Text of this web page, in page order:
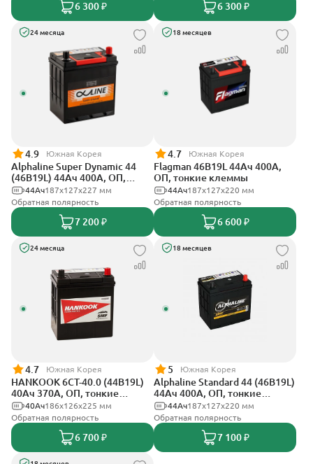
6 300 ₽ 6 300 ₽
24 месяца
4.9 Южная Корея
Alphaline Super Dynamic 44
(46B19L) 44Ач 400А, ОП,
тонкие клеммы
187х127х227 мм
44Ач
Обратная полярность
7 200 ₽
18 месяцев
4.7 Южная Корея
Flagman 46B19L 44Ач 400А,
ОП, тонкие клеммы
187x127x220 мм
44Ач
Обратная полярность
6 600 ₽
24 месяца
4.7 Южная Корея
HANKOOK 6СТ-40.0 (44B19L)
40Ач 370А, ОП, тонкие
клеммы186х126х225 мм
40Ач
Обратная полярность
6 700 ₽
18 месяцев
5 Южная Корея
Alphaline Standard 44 (46B19L)
44Ач 400А, ОП, тонкие
клеммы187x127х220 мм
44Ач
Обратная полярность
7 100 ₽